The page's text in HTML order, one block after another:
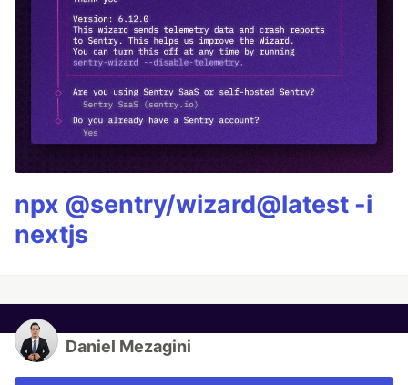
npx @sentry/wizard@latest -i
nextjs
Daniel Mezagini